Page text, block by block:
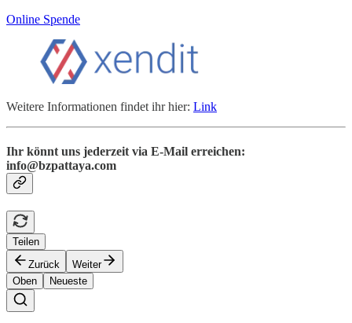
Online Spende
Weitere Informationen findet ihr hier: Link
Ihr könnt uns jederzeit via E-Mail erreichen:
info@bzpattaya.com
Teilen
Zurück
Weiter
Oben
Neueste